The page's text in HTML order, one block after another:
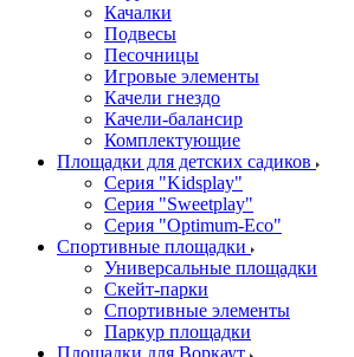
Качалки
Подвесы
Песочницы
Игровые элементы
Качели гнездо
Качели-балансир
Комплектующие
Площадки для детских садиков
Серия "Kidsplay"
Серия "Sweetplay"
Серия "Оptimum-Еco"
Спортивные площадки
Универсальные площадки
Скейт-парки
Спортивные элементы
Паркур площадки
Площадки для Воркаут